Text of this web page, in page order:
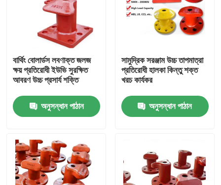
পণ্য
বার্থিং বোলার্ডস লবণাক্ত জলজ
ক্ষয় প্রতিরোধী ইউভি সুরক্ষিত
আবরণ উচ্চ প্রসার্য শক্তি
অনুসন্ধান পাঠান
সামুদ্রিক সরঞ্জাম উচ্চ তাপমাত্রা
প্রতিরোধী হালকা কিন্তু শক্ত
খরচ কার্যকর
অনুসন্ধান পাঠান